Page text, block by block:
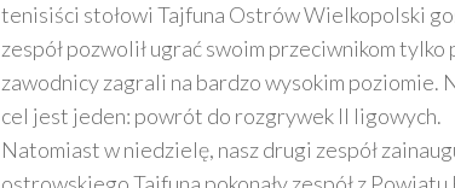
tenisiści stołowi Tajfuna Ostrów Wielkopolski
zespół pozwolił ugrać swoim przeciwnikom
zawodnicy zagrali na bardzo wysokim poziomie.
cel jest jeden: powrót do rozgrywek II ligowych.
Natomiast w niedzielę, nasz drugi zespół